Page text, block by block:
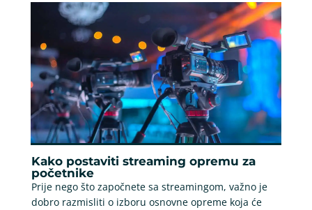
Kako postaviti streaming opremu za
početnike
Prije nego što započnete sa streamingom, važno je
dobro razmisliti o izboru osnovne opreme koja će